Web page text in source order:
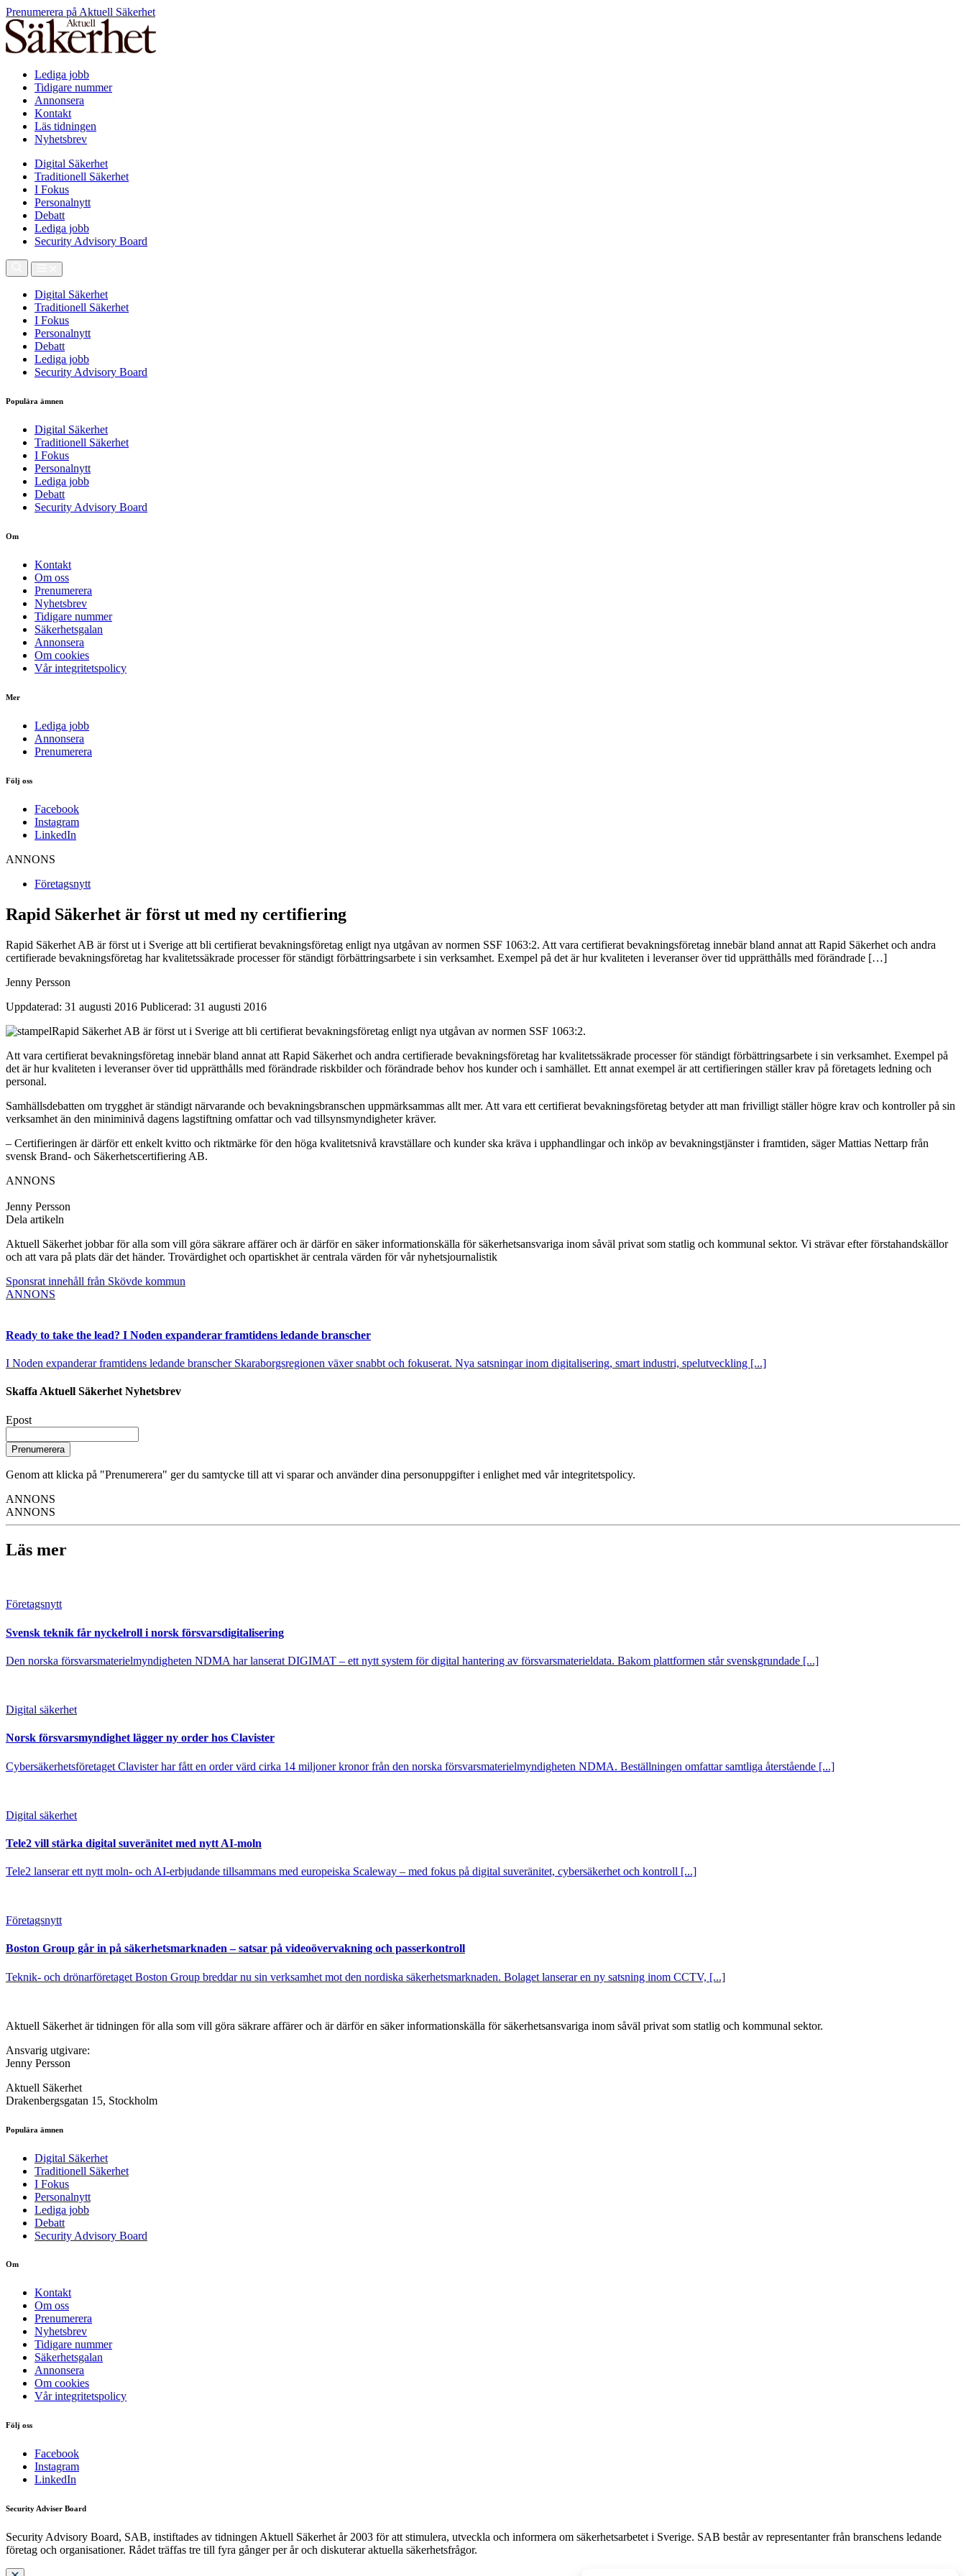
Prenumerera på Aktuell Säkerhet
Lediga jobb
Tidigare nummer
Annonsera
Kontakt
Läs tidningen
Nyhetsbrev
Digital Säkerhet
Traditionell Säkerhet
I Fokus
Personalnytt
Debatt
Lediga jobb
Security Advisory Board
Digital Säkerhet
Traditionell Säkerhet
I Fokus
Personalnytt
Debatt
Lediga jobb
Security Advisory Board
Populära ämnen
Digital Säkerhet
Traditionell Säkerhet
I Fokus
Personalnytt
Lediga jobb
Debatt
Security Advisory Board
Om
Kontakt
Om oss
Prenumerera
Nyhetsbrev
Tidigare nummer
Säkerhetsgalan
Annonsera
Om cookies
Vår integritetspolicy
Mer
Lediga jobb
Annonsera
Prenumerera
Följ oss
Facebook
Instagram
LinkedIn
ANNONS
Företagsnytt
Rapid Säkerhet är först ut med ny certifiering
Rapid Säkerhet AB är först ut i Sverige att bli certifierat bevakningsföretag enligt nya utgåvan av normen SSF 1063:2. Att vara certifierat bevakningsföretag innebär bland annat att Rapid Säkerhet och andra
certifierade bevakningsföretag har kvalitetssäkrade processer för ständigt förbättringsarbete i sin verksamhet. Exempel på det är hur kvaliteten i leveranser över tid upprätthålls med förändrade […]
Jenny Persson
Uppdaterad: 31 augusti 2016 Publicerad: 31 augusti 2016
Rapid Säkerhet AB är först ut i Sverige att bli certifierat bevakningsföretag enligt nya utgåvan av normen SSF 1063:2.
Att vara certifierat bevakningsföretag innebär bland annat att Rapid Säkerhet och andra certifierade bevakningsföretag har kvalitetssäkrade processer för ständigt förbättringsarbete i sin verksamhet. Exempel på
det är hur kvaliteten i leveranser över tid upprätthålls med förändrade riskbilder och förändrade behov hos kunder och i samhället. Ett annat exempel är att certifieringen ställer krav på företagets ledning och
personal.
Samhällsdebatten om trygghet är ständigt närvarande och bevakningsbranschen uppmärksammas allt mer. Att vara ett certifierat bevakningsföretag betyder att man frivilligt ställer högre krav och kontroller på sin
verksamhet än den miniminivå dagens lagstiftning omfattar och vad tillsynsmyndigheter kräver.
– Certifieringen är därför ett enkelt kvitto och riktmärke för den höga kvalitetsnivå kravställare och kunder ska kräva i upphandlingar och inköp av bevakningstjänster i framtiden, säger Mattias Nettarp från
svensk Brand- och Säkerhetscertifiering AB.
ANNONS
Jenny Persson
Dela artikeln
Aktuell Säkerhet jobbar för alla som vill göra säkrare affärer och är därför en säker informationskälla för säkerhetsansvariga inom såväl privat som statlig och kommunal sektor. Vi strävar efter förstahandskällor
och att vara på plats där det händer. Trovärdighet och opartiskhet är centrala värden för vår nyhetsjournalistik
Sponsrat innehåll från Skövde kommun
ANNONS
Ready to take the lead? I Noden expanderar framtidens ledande branscher
I Noden expanderar framtidens ledande branscher Skaraborgsregionen växer snabbt och fokuserat. Nya satsningar inom digitalisering, smart industri, spelutveckling [...]
Skaffa Aktuell Säkerhet Nyhetsbrev
Epost
Prenumerera
Genom att klicka på "Prenumerera" ger du samtycke till att vi sparar och använder dina personuppgifter i enlighet med vår integritetspolicy.
ANNONS
ANNONS
Läs mer
Företagsnytt
Svensk teknik får nyckelroll i norsk försvarsdigitalisering
Den norska försvarsmaterielmyndigheten NDMA har lanserat DIGIMAT – ett nytt system för digital hantering av försvarsmaterieldata. Bakom plattformen står svenskgrundade [...]
Digital säkerhet
Norsk försvarsmyndighet lägger ny order hos Clavister
Cybersäkerhetsföretaget Clavister har fått en order värd cirka 14 miljoner kronor från den norska försvarsmaterielmyndigheten NDMA. Beställningen omfattar samtliga återstående [...]
Digital säkerhet
Tele2 vill stärka digital suveränitet med nytt AI-moln
Tele2 lanserar ett nytt moln- och AI-erbjudande tillsammans med europeiska Scaleway – med fokus på digital suveränitet, cybersäkerhet och kontroll [...]
Företagsnytt
Boston Group går in på säkerhetsmarknaden – satsar på videoövervakning och passerkontroll
Teknik- och drönarföretaget Boston Group breddar nu sin verksamhet mot den nordiska säkerhetsmarknaden. Bolaget lanserar en ny satsning inom CCTV, [...]
Aktuell Säkerhet är tidningen för alla som vill göra säkrare affärer och är därför en säker informationskälla för säkerhets­ansvariga inom såväl privat som statlig och kommunal sektor.
Ansvarig utgivare:
Jenny Persson
Aktuell Säkerhet
Drakenbergsgatan 15, Stockholm
Populära ämnen
Digital Säkerhet
Traditionell Säkerhet
I Fokus
Personalnytt
Lediga jobb
Debatt
Security Advisory Board
Om
Kontakt
Om oss
Prenumerera
Nyhetsbrev
Tidigare nummer
Säkerhetsgalan
Annonsera
Om cookies
Vår integritetspolicy
Följ oss
Facebook
Instagram
LinkedIn
Security Adviser Board
Security Advisory Board, SAB, instiftades av tidningen Aktuell Säkerhet år 2003 för att stimulera, utveckla och informera om säkerhetsarbetet i Sverige. SAB består av representanter från branschens ledande
företag och organisationer. Rådet träffas tre till fyra gånger per år och diskuterar aktuella säkerhetsfrågor.